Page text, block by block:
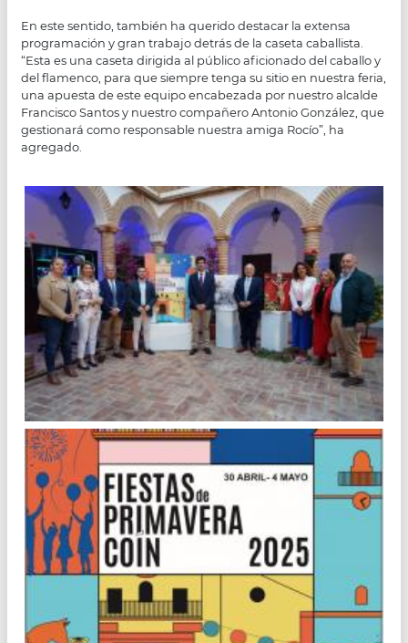
En este sentido, también ha querido destacar la extensa
programación y gran trabajo detrás de la caseta caballista.
“Esta es una caseta dirigida al público aficionado del caballo y
del flamenco, para que siempre tenga su sitio en nuestra feria,
una apuesta de este equipo encabezada por nuestro alcalde
Francisco Santos y nuestro compañero Antonio González, que
gestionará como responsable nuestra amiga Rocío”, ha
agregado.